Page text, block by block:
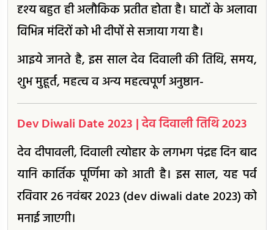
दृश्य बहुत ही अलौकिक प्रतीत होता है। घाटों के अलावा
विभिन्न मंदिरों को भी दीपों से सजाया गया है।
आइये जानते है, इस साल देव दिवाली की तिथि, समय,
शुभ मुहूर्त, महत्व व अन्य महत्वपूर्ण अनुष्ठान-
Dev Diwali Date 2023 | देव दिवाली तिथि 2023
देव दीपावली, दिवाली त्योहार के लगभग पंद्रह दिन बाद
यानि कार्तिक पूर्णिमा को आती है। इस साल, यह पर्व
रविवार 26 नवंबर 2023 (dev diwali date 2023) को
मनाई जाएगी।